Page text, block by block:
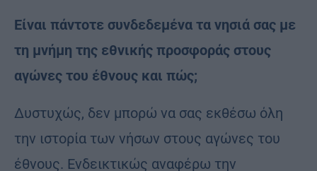
Είναι πάντοτε συνδεδεμένα τα νησιά σας με
τη μνήμη της εθνικής προσφοράς στους
αγώνες του έθνους και πώς;
Δυστυχώς, δεν μπορώ να σας εκθέσω όλη
την ιστορία των νήσων στους αγώνες του
έθνους. Ενδεικτικώς αναφέρω την